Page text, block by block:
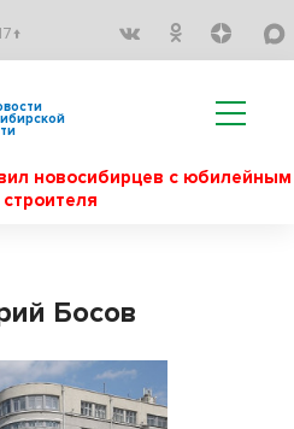
новосибирцев с юбилейным
Босов